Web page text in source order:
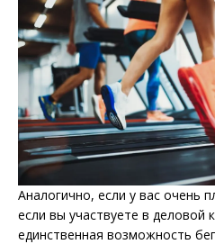
Аналогично, если у вас очень
если вы участвуете в деловой
единственная возможность